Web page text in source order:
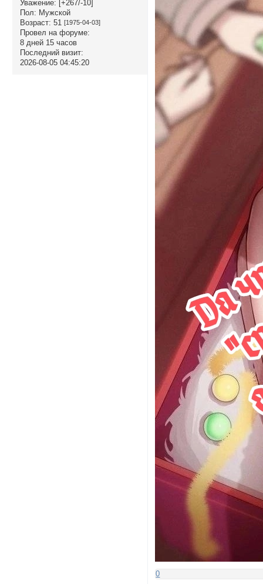
Уважение: [+267/-10]
Пол: Мужской
Возраст: 51 [1975-04-03]
Провел на форуме:
8 дней 15 часов
Последний визит:
2026-08-05 04:45:20
0